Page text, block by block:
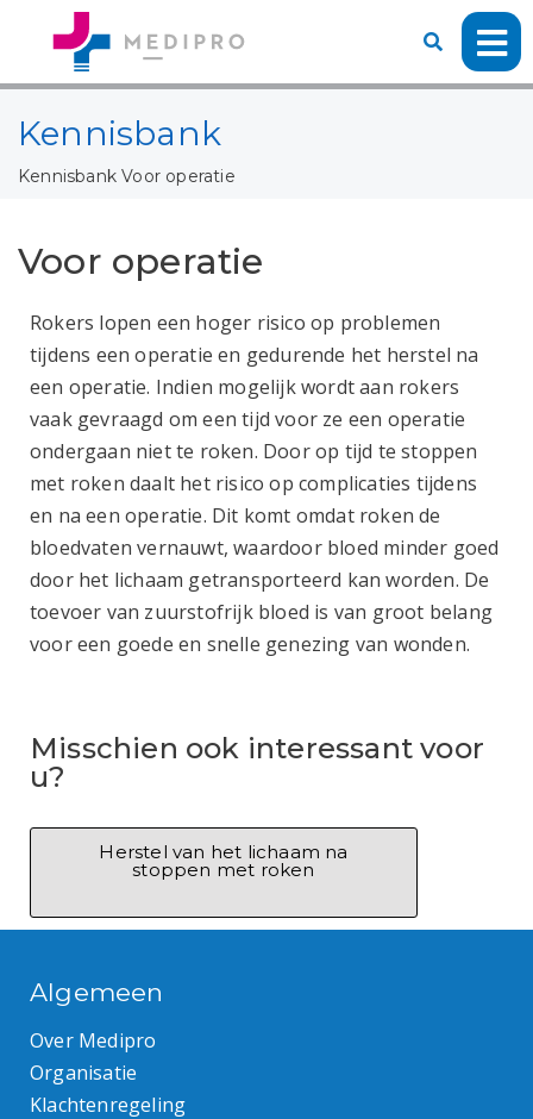
Kennisbank
Kennisbank Voor operatie
Voor operatie
Rokers lopen een hoger risico op problemen
tijdens een operatie en gedurende het herstel na
een operatie. Indien mogelijk wordt aan rokers
vaak gevraagd om een tijd voor ze een operatie
ondergaan niet te roken. Door op tijd te stoppen
met roken daalt het risico op complicaties tijdens
en na een operatie. Dit komt omdat roken de
bloedvaten vernauwt, waardoor bloed minder goed
door het lichaam getransporteerd kan worden. De
toevoer van zuurstofrijk bloed is van groot belang
voor een goede en snelle genezing van wonden.
Misschien ook interessant voor
u?
Herstel van het lichaam na
stoppen met roken
Algemeen
Over Medipro
Organisatie
Klachtenregeling